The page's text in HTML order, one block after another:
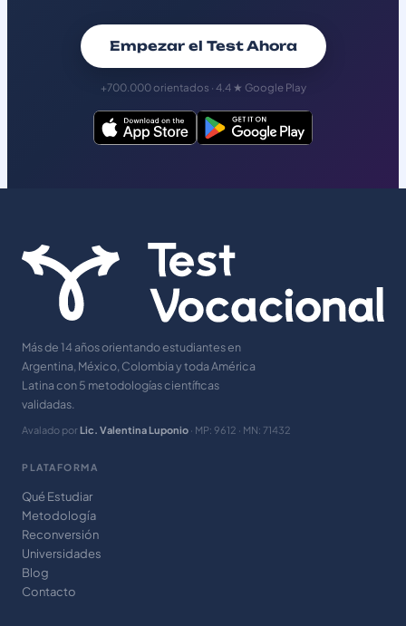
Empezar el Test Ahora
+700.000 orientados · 4.4 ★ Google Play
Más de 14 años orientando estudiantes en
Argentina, México, Colombia y toda América
Latina con 5 metodologías científicas
validadas.
Avalado por Lic. Valentina Luponio · MP: 9612 · MN: 71432
PLATAFORMA
Qué Estudiar
Metodología
Reconversión
Universidades
Blog
Contacto